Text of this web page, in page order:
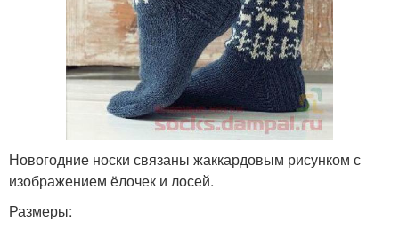
Новогодние носки связаны жаккардовым рисунком с
изображением ёлочек и лосей.
Размеры: